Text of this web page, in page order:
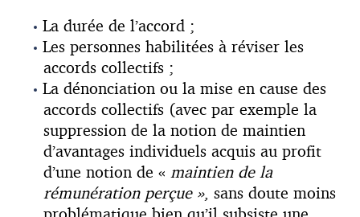
La durée de l’accord ;
Les personnes habilitées à réviser les
accords collectifs ;
La dénonciation ou la mise en cause des
accords collectifs (avec par exemple la
suppression de la notion de maintien
d’avantages individuels acquis au profit
d’une notion de « maintien de la
rémunération perçue », sans doute moins